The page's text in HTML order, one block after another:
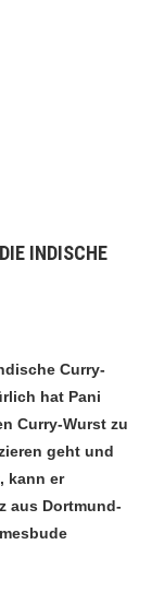
INDISCHE C
Curry-
hat Pani
Curry-Wurst zu
geht und
kann er
aus Dortmund-